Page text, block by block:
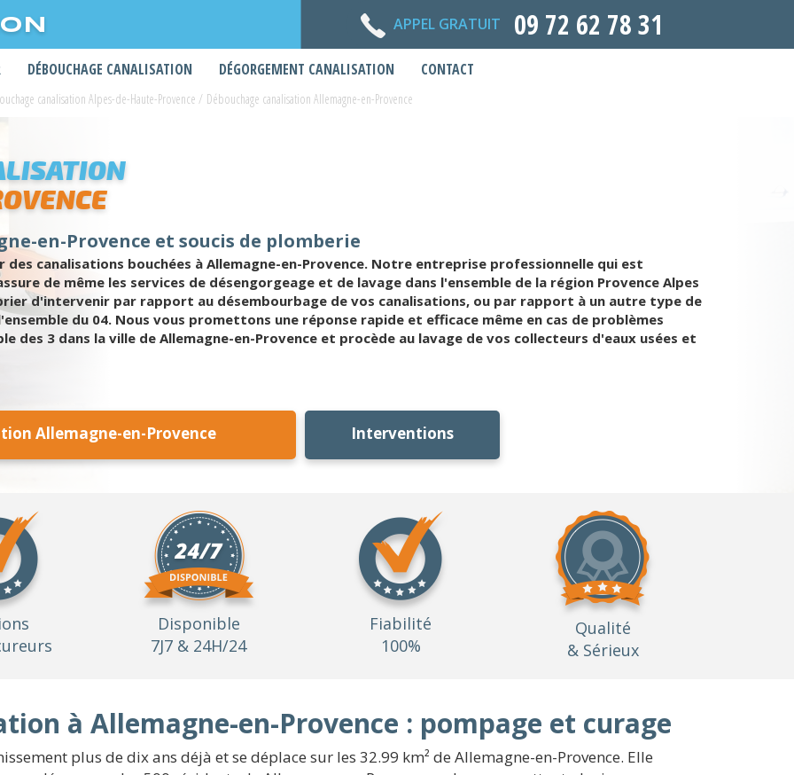
APPEL GRATUIT 09 72 62 78 31
DÉBOUCHAGE CANALISATION DÉGORGEMENT CANALISATION CONTACT
canalisation Alpes-de-Haute-Provence / Débouchage canalisation Allemagne-en-Provence
en-Provence et soucis de plomberie
canalisations bouchées à Allemagne-en-Provence. Notre entreprise professionnelle qui est
de même les services de désengorgeage et de lavage dans l'ensemble de la région Provence Alpes
d'intervenir par rapport au désembourbage de vos canalisations, ou par rapport à un autre type de
du 04. Nous vous promettons une réponse rapide et efficace même en cas de problèmes
des 3 dans la ville de Allemagne-en-Provence et procède au lavage de vos collecteurs d'eaux usées et
Allemagne-en-Provence Interventions
Disponible
7J7 & 24H/24
Fiabilité
100%
Qualité
& Sérieux
à Allemagne-en-Provence : pompage et curage
plus de dix ans déjà et se déplace sur les 32.99 km² de Allemagne-en-Provence. Elle